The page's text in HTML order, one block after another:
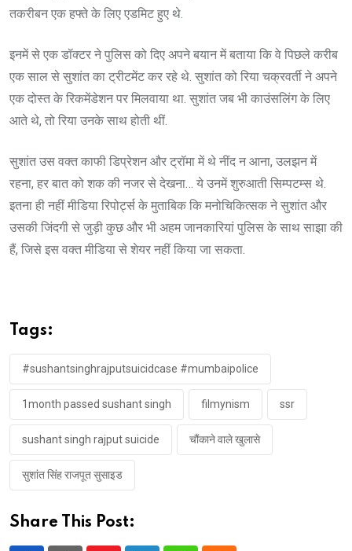
तकरीबन एक हफ्ते के लिए एडमिट हुए थे.
इनमें से एक डॉक्टर ने पुलिस को दिए अपने बयान में बताया कि वे पिछले करीब
एक साल से सुशांत का ट्रीटमेंट कर रहे थे. सुशांत को रिया चक्रवर्ती ने अपने
एक दोस्त के रिकमेंडेशन पर मिलवाया था. सुशांत जब भी काउंसलिंग के लिए
आते थे, तो रिया उनके साथ होती थीं.
सुशांत उस वक्त काफी डिप्रेशन और ट्रॉमा में थे नींद न आना, उलझन में
रहना, हर बात को शक की नजर से देखना… ये उनमें शुरुआती सिम्पटम्स थे.
इतना ही नहीं मीडिया रिपोर्ट्स के मुताबिक कि मनोचिकित्सक ने सुशांत और
उसकी जिंदगी से जुड़ी कुछ और भी अहम जानकारियां पुलिस के साथ साझा की
हैं, जिसे इस वक्त मीडिया से शेयर नहीं किया जा सकता.
Tags:
#sushantsinghrajputsuicidcase #mumbaipolice
1month passed sushant singh filmynism ssr
sushant singh rajput suicide चौंकाने वाले खुलासे
सुशांत सिंह राजपूत सुसाइड
Share This Post: